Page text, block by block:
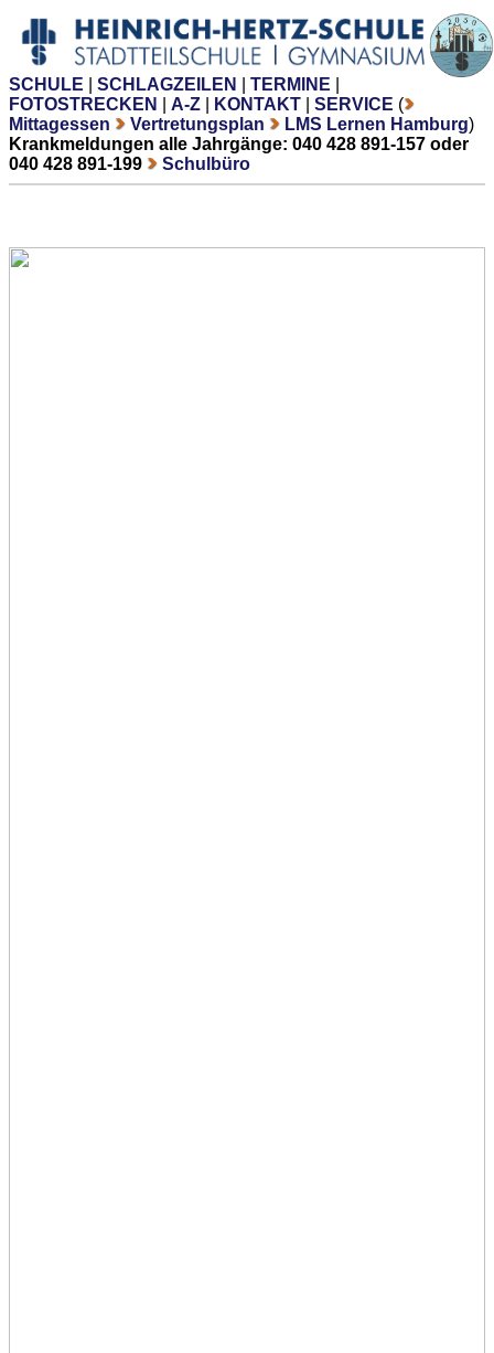
SCHULE SCHLAGZEILEN TERMINE
FOTOSTRECKEN
A-Z KONTAKT SERVICE (
Mittagessen
Vertretungsplan LMS Lernen Hamburg)
Krankmeldungen alle Jahrgänge: 040 428 891-157 oder
040 428 891-199
Schulbüro